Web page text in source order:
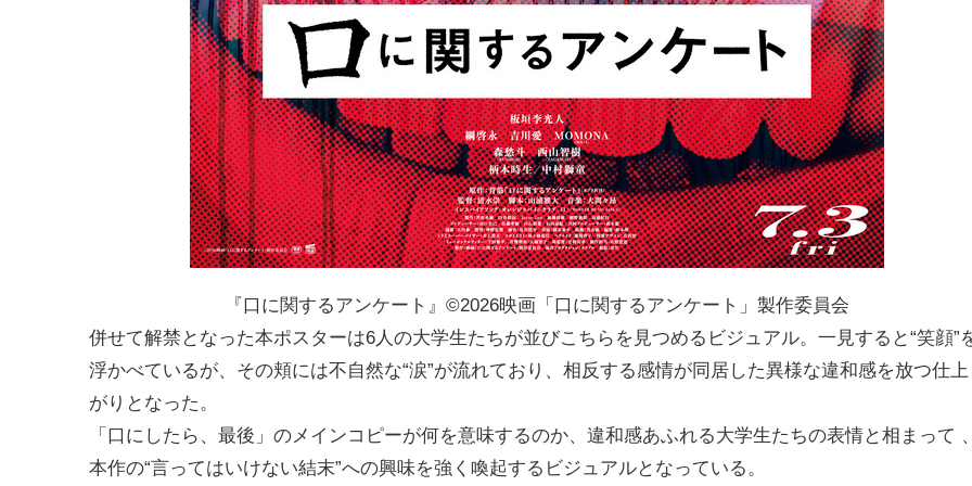
『口に関するアンケート』©2026映画「口に関するアンケート」製作委員会
併せて解禁となった本ポスターは6人の大学生たちが並びこちらを見つめるビジュアル。一見すると“笑顔”
浮かべているが、その頬には不自然な“涙”が流れており、相反する感情が同居した異様な違和感を放つ仕上
がりとなった。
「口にしたら、最後」のメインコピーが何を意味するのか、違和感あふれる大学生たちの表情と相まって
本作の“言ってはいけない結末”への興味を強く喚起するビジュアルとなっている。